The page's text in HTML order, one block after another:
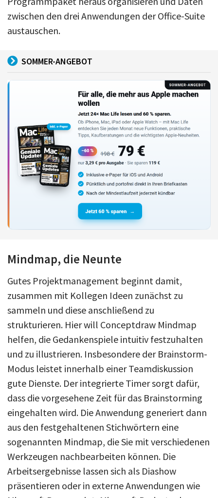
zwischen den drei Anwendungen der Office-Suite
austauschen.
SOMMER-ANGEBOT
Mindmap, die Neunte
Gutes Projektmanagement beginnt damit,
zusammen mit Kollegen Ideen zunächst zu
sammeln und diese anschließend zu
strukturieren. Hier will Conceptdraw Mindmap
helfen, die Gedankenspiele intuitiv festzuhalten
und zu illustrieren. Insbesondere der Brainstorm-
Modus leistet innerhalb einer Teamdiskussion
gute Dienste. Der integrierte Timer sorgt dafür,
dass die vorgesehene Zeit für das Brainstorming
eingehalten wird. Die Anwendung generiert dann
aus den festgehaltenen Stichwörtern eine
sogenannten Mindmap, die Sie mit verschiedenen
Werkzeugen nachbearbeiten können. Die
Arbeitsergebnisse lassen sich als Diashow
präsentieren oder in externe Anwendungen wie